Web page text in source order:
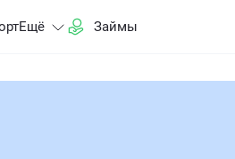
Ещё Займы